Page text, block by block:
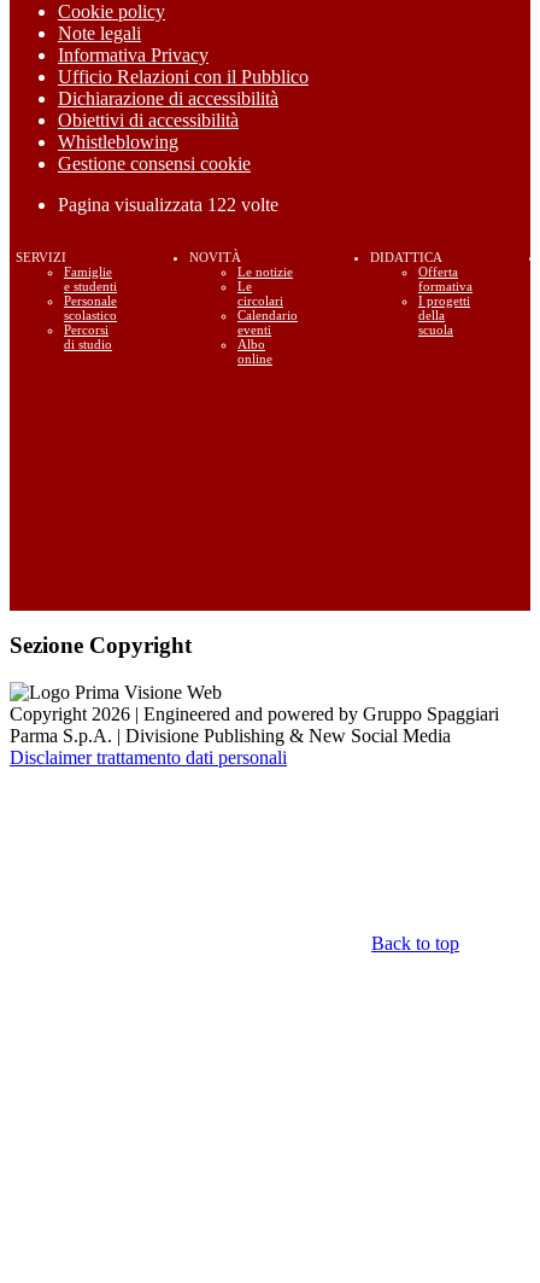
Cookie policy
Note legali
Informativa Privacy
Ufficio Relazioni con il Pubblico
Dichiarazione di accessibilità
Obiettivi di accessibilità
Whistleblowing
Gestione consensi cookie
Pagina visualizzata 122 volte
SERVIZI
Famiglie
e studenti
Personale
scolastico
Percorsi
di studio
NOVITÀ
Le notizie
Le
circolari
Calendario
eventi
Albo
online
DIDATTICA
Offerta
formativa
I progetti
della
scuola
Sezione Copyright
Copyright 2026 | Engineered and powered by Gruppo Spaggiari
Parma S.p.A. | Divisione Publishing & New Social Media
Disclaimer trattamento dati personali
Back to top